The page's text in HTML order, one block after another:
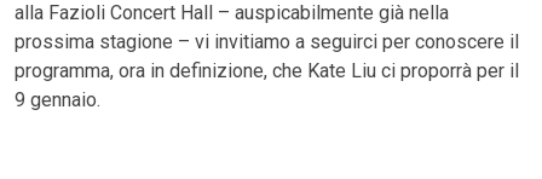
alla Fazioli Concert Hall – auspicabilmente già nella
prossima stagione – vi invitiamo a seguirci per conoscere il
programma, ora in definizione, che Kate Liu ci proporrà per il
9 gennaio.